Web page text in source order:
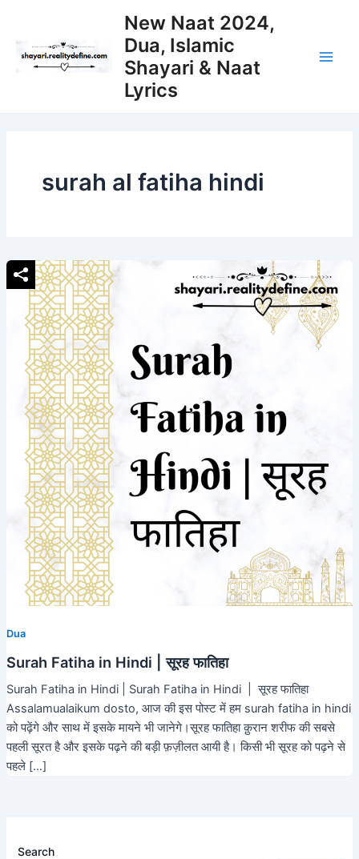
content
New Naat 2024,
Dua, Islamic
Shayari & Naat
Lyrics
surah al fatiha hindi
Dua
Surah Fatiha in Hindi | सूरह फातिहा
Surah Fatiha in Hindi | Surah Fatiha in Hindi | सूरह फातिहा
Assalamualaikum dosto, आज की इस पोस्ट में हम surah fatiha in hindi
को पढ़ेंगे और साथ में इसके मायने भी जानेगे।सूरह फातिहा क़ुरान शरीफ की सबसे
पहली सूरत है और इसके पढ़ने की बड़ी फ़ज़ीलत आयी है। किसी भी सूरह को पढ़ने से
पहले […]
Search